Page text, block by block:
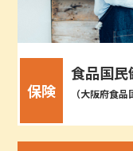
保険
食品国民
（大阪府食品